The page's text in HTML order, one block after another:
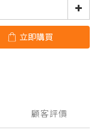
立即購買
顧客評價